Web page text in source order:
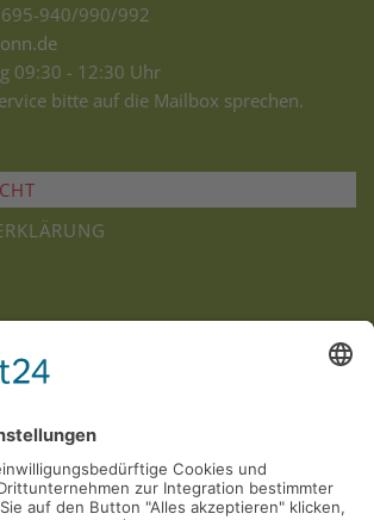
940/990/992
09:30 - 12:30 Uhr
bitte auf die Mailbox sprechen.